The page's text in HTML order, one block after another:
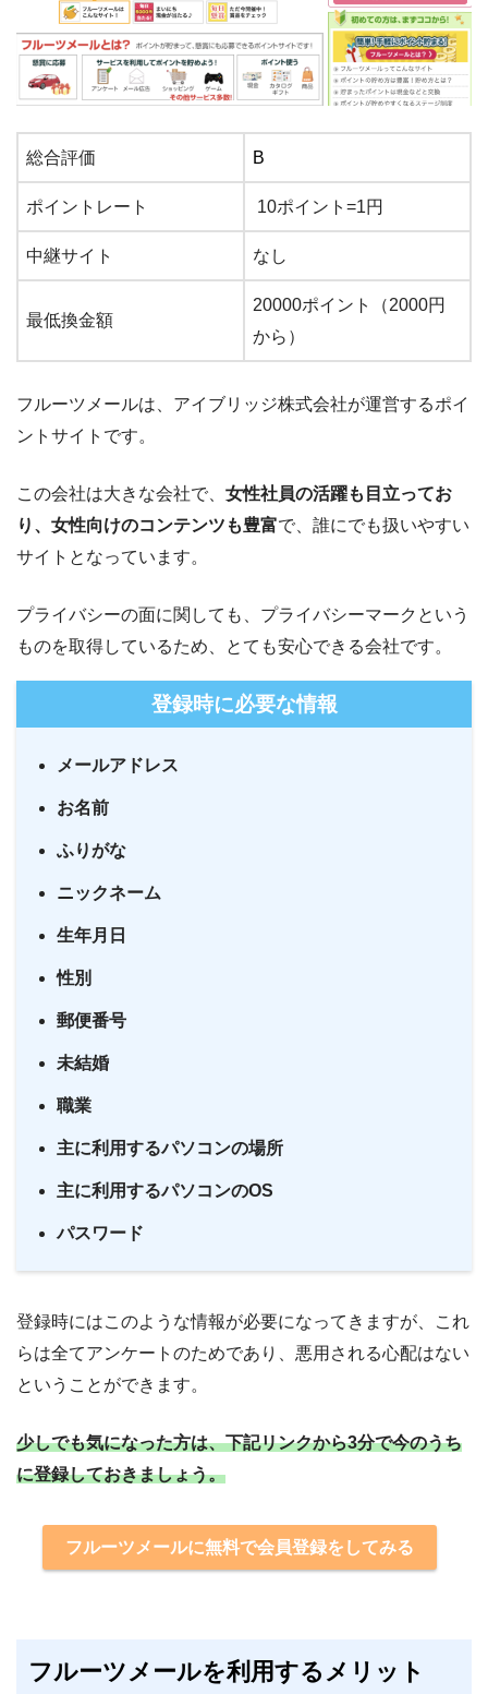
総合評価 B
ポイントレート 10ポイント=1円
中継サイト なし
最低換金額
20000ポイント（2000円
から）
フルーツメールは、アイブリッジ株式会社が運営するポイ
ントサイトです。
この会社は大きな会社で、 女性社員の活躍も目立ってお
り、女性向けのコンテンツも豊富で、誰にでも扱いやすい
サイトとなっています。
プライバシーの面に関しても、プライバシーマークという
ものを取得しているため、とても安心できる会社です。
登録時に必要な情報
メールアドレス
お名前
ふりがな
ニックネーム
生年月日
性別
郵便番号
未結婚
職業
主に利用するパソコンの場所
主に利用するパソコンのOS
パスワード
登録時にはこのような情報が必要になってきますが、これ
らは全てアンケートのためであり、悪用される心配はない
ということができます。
少しでも気になった方は、下記リンクから3分で今のうち
に登録しておきましょう。
フルーツメールに無料で会員登録をしてみる
フルーツメールを利用するメリット